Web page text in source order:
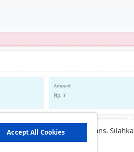
API dikirimkan oleh Midtrans.
Accept All Cookies